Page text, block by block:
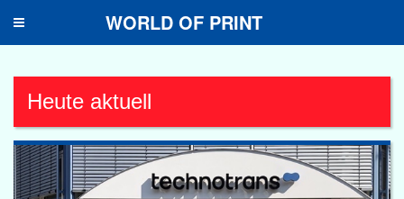
Toggle
WORLD OF PRINT
Heute aktuell